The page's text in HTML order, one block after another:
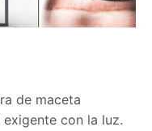
de maceta
con la luz.